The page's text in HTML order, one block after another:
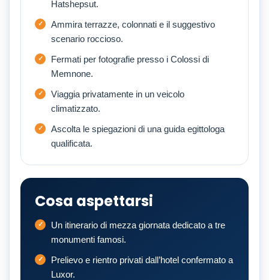
Hatshepsut.
Ammira terrazze, colonnati e il suggestivo
scenario roccioso.
Fermati per fotografie presso i Colossi di
Memnone.
Viaggia privatamente in un veicolo
climatizzato.
Ascolta le spiegazioni di una guida egittologa
qualificata.
Cosa aspettarsi
Un itinerario di mezza giornata dedicato a tre
monumenti famosi.
Prelievo e rientro privati dall’hotel confermato a
Luxor.